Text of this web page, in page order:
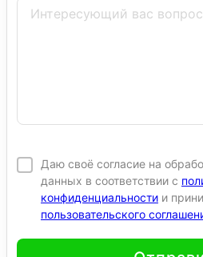
Даю своё согласие на
данных в соответствии с
конфиденциальности и
пользовательского